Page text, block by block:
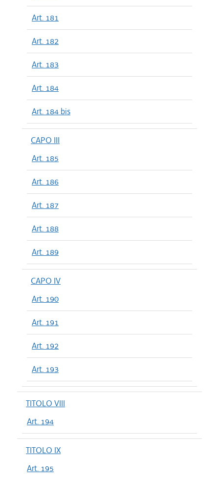
Art. 181
Art. 182
Art. 183
Art. 184
Art. 184 bis
CAPO III
Art. 185
Art. 186
Art. 187
Art. 188
Art. 189
CAPO IV
Art. 190
Art. 191
Art. 192
Art. 193
TITOLO VIII
Art. 194
TITOLO IX
Art. 195